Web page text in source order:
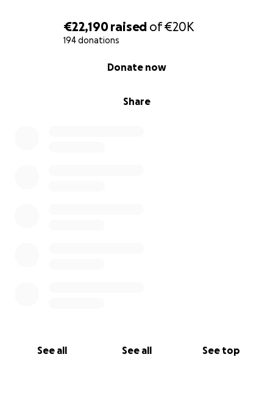
€22,190raised of€20K
194 donations
Share
Donate now
See all See all See top